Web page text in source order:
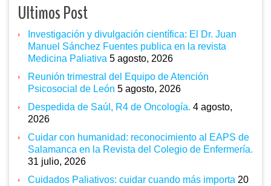
Ultimos Post
Investigación y divulgación científica: El Dr. Juan
Manuel Sánchez Fuentes publica en la revista
Medicina Paliativa 5 agosto, 2026
Reunión trimestral del Equipo de Atención
Psicosocial de León 5 agosto, 2026
Despedida de Saúl, R4 de Oncología. 4 agosto,
2026
Cuidar con humanidad: reconocimiento al EAPS de
Salamanca en la Revista del Colegio de Enfermería.
31 julio, 2026
Cuidados Paliativos: cuidar cuando más importa 20